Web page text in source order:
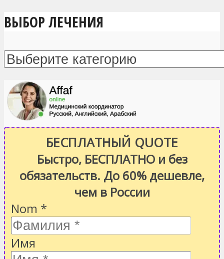
ВЫБОР ЛЕЧЕНИЯ
БЕСПЛАТНЫЙ QUOTE
Быстро, БЕСПЛАТНО и без
обязательств. До 60% дешевле,
чем в России
Nom *
Имя